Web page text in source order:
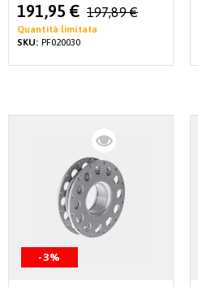
Special
Price
191,95 € 197,89 €
Quantità limitata
SKU: PF020030
-3%